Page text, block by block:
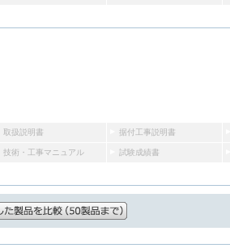
取扱説明書 据付工事説明書
技術・工事マニュアル 試験成績書